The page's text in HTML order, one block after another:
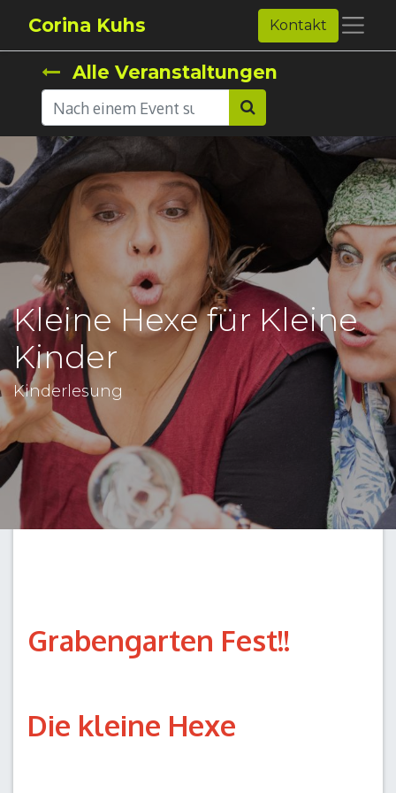
Corina Kuhs Kontakt
Alle Veranstaltungen
Kleine Hexe für Kleine
Kinder
Kinderlesung
Grabengarten Fest!!
Die kleine Hexe